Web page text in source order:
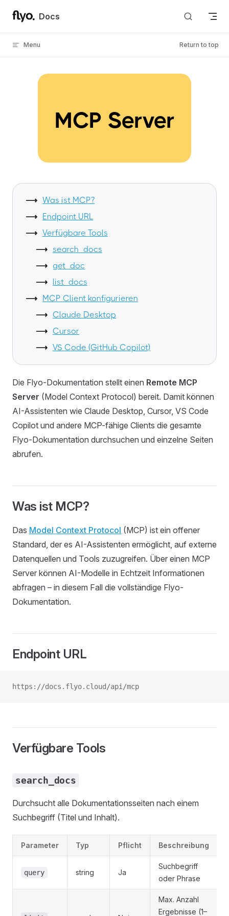
Skip to content
Docs
Menu Return to top
MCP Server
Was ist MCP?
Endpoint URL
Verfügbare Tools
search_docs
get_doc
list_docs
MCP Client konfigurieren
Claude Desktop
Cursor
VS Code (GitHub Copilot)
Die Flyo-Dokumentation stellt einen Remote MCP
Server (Model Context Protocol) bereit. Damit können
AI-Assistenten wie Claude Desktop, Cursor, VS Code
Copilot und andere MCP-fähige Clients die gesamte
Flyo-Dokumentation durchsuchen und einzelne Seiten
abrufen.
Was ist MCP?
Das Model Context Protocol (MCP) ist ein offener
Standard, der es AI-Assistenten ermöglicht, auf externe
Datenquellen und Tools zuzugreifen. Über einen MCP
Server können AI-Modelle in Echtzeit Informationen
abfragen – in diesem Fall die vollständige Flyo-
Dokumentation.
Endpoint URL
https://docs.flyo.cloud/api/mcp
Verfügbare Tools
search_docs
Durchsucht alle Dokumentationsseiten nach einem
Suchbegriff (Titel und Inhalt).
Parameter Typ Pflicht Beschreibung
query string Ja
Suchbegriff
oder Phrase
Max. Anzahl
Ergebnisse (1–